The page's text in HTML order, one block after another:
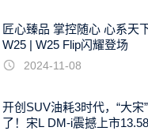
匠心臻品 掌控随心 心系天
W25 | W25 Flip闪耀登场
2024-11-08
开创SUV油耗3时代，“大宋
了！宋L DM-i震撼上市